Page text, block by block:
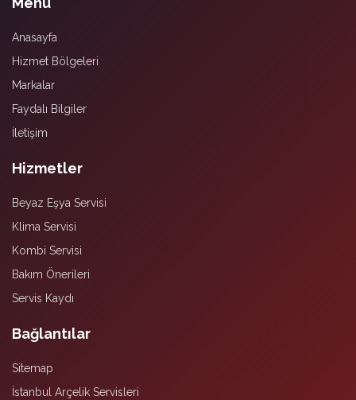
Anasayfa
Hizmet Bölgeleri
Markalar
Faydalı Bilgiler
İletişim
Hizmetler
Beyaz Eşya Servisi
Klima Servisi
Kombi Servisi
Bakım Önerileri
Servis Kaydı
Bağlantılar
Sitemap
İstanbul Arçelik Servisleri